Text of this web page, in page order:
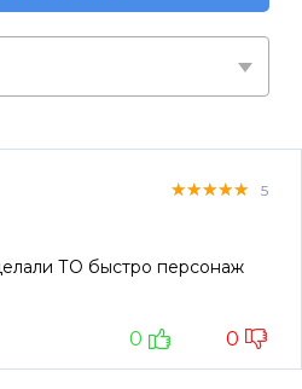
★★★★★
★★★★★
★★★★★ 5
ТО быстро персонаж
0 0